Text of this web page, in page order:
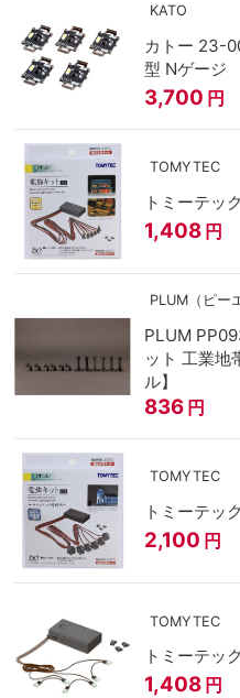
KATO
カトー 23-
型 Nゲージ
3,700 円
TOMYTEC
トミーテッ
1,408 円
PLUM（ピー
PLUM
ット 工業地
ル】
836 円
TOMYTEC
トミーテッ
2,100 円
TOMYTEC
トミーテッ
1,408 円